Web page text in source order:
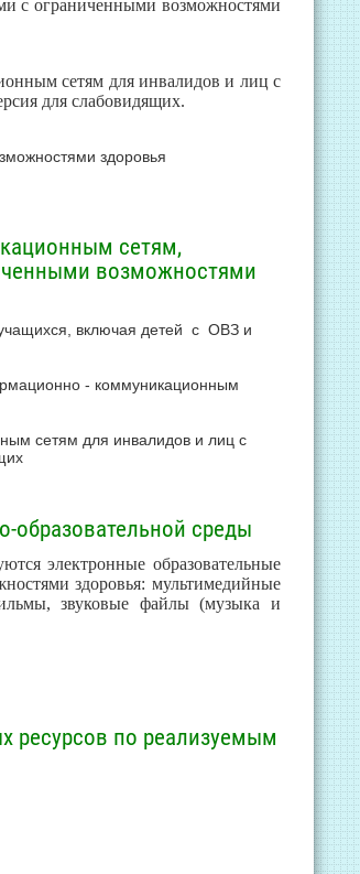
с ограниченными возможностями
сетям для инвалидов и лиц с
для слабовидящих.
здоровья
сетям,
возможностями
включая детей с ОВЗ и
- коммуникационным
сетям для инвалидов и лиц с
образовательной среды
электронные образовательные
здоровья: мультимедийные
звуковые файлы (музыка и
ресурсов по реализуемым